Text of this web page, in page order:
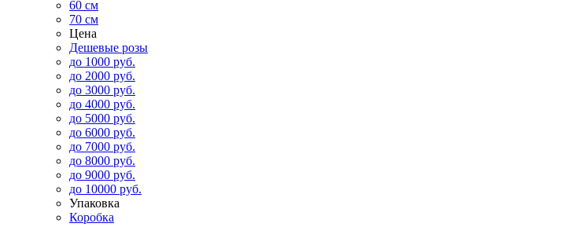
60 см
70 см
Цена
Дешевые розы
до 1000 руб.
до 2000 руб.
до 3000 руб.
до 4000 руб.
до 5000 руб.
до 6000 руб.
до 7000 руб.
до 8000 руб.
до 9000 руб.
до 10000 руб.
Упаковка
Коробка